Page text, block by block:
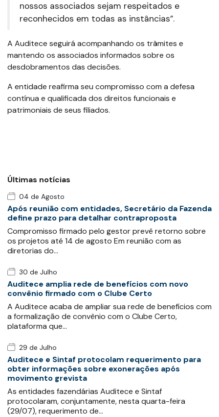
nossos associados sejam respeitados e
reconhecidos em todas as instâncias”.
A Auditece seguirá acompanhando os trâmites e
mantendo os associados informados sobre os
desdobramentos das decisões.
A entidade reafirma seu compromisso com a defesa
contínua e qualificada dos direitos funcionais e
patrimoniais de seus filiados.
Últimas notícias
04 de Agosto
Após reunião com entidades, Secretário da Fazenda
define prazo para detalhar contraproposta
Compromisso firmado pelo gestor prevê retorno sobre
os projetos até 14 de agosto Em reunião com as
diretorias do…
30 de Julho
Auditece amplia rede de benefícios com novo
convênio firmado com o Clube Certo
A Auditece acaba de ampliar sua rede de benefícios com
a formalização de convênio com o Clube Certo,
plataforma que…
29 de Julho
Auditece e Sintaf protocolam requerimento para
obter informações sobre exonerações após
movimento grevista
As entidades fazendárias Auditece e Sintaf
protocolaram, conjuntamente, nesta quarta-feira
(29/07), requerimento de…